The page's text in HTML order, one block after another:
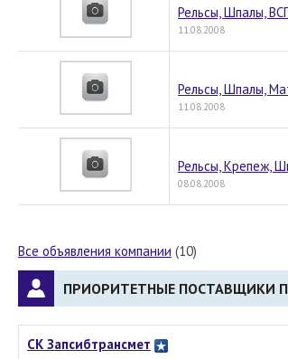
Рельсы, Шпалы,
11.08.2008
Рельсы, Шпалы,
11.08.2008
Рельсы, Крепеж,
08.08.2008
Все объявления компании (10)
ПРИОРИТЕТНЫЕ ПОСТАВЩИКИ
СК Запсибтрансмет